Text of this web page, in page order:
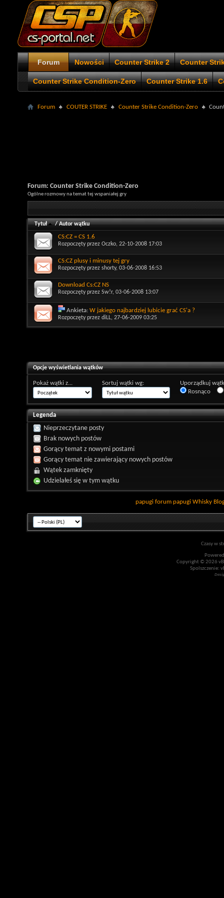
Forum Nowości Counter Strike 2 Counter
Counter Strike Condition-Zero Counter Strike 1.6
Forum COUTER STRIKE Counter Strike Condition-Zero
Forum: Counter Strike Condition-Zero
Ogólne rozmowy na temat tej wspaniałej gry
Tytuł /Autor wątku
CS:CZ = CS 1.6
Rozpoczęty przez Oczko, 22-10-2008 17:03
CS:CZ plusy i minusy tej gry
Rozpoczęty przez shorty, 03-06-2008 16:53
Download Cs:CZ NS
Rozpoczęty przez Sw!r, 03-06-2008 13:07
Ankieta: W jakiego najbardziej lubicie grać CS'a ?
Rozpoczęty przez diLL, 27-06-2009 03:25
Opcje wyświetlania wątków
Pokaż wątki z... Sortuj wątki wg:
Uporządkuj
Rosnąco
Legenda
Nieprzeczytane posty
Brak nowych postów
Gorący temat z nowymi postami
Gorący temat nie zawierający nowych postów
Wątek zamknięty
Udzielałeś się w tym wątku
papugi forum papugi Whisky
Czasy w
Copyright © 2026
Spolszczenie: